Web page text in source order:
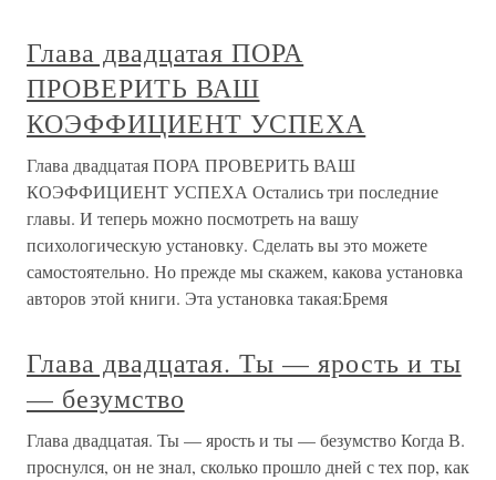
Глава двадцатая ПОРА
ПРОВЕРИТЬ ВАШ
КОЭФФИЦИЕНТ УСПЕХА
Глава двадцатая ПОРА ПРОВЕРИТЬ ВАШ
КОЭФФИЦИЕНТ УСПЕХА Остались три последние
главы. И теперь можно посмотреть на вашу
психологическую установку. Сделать вы это можете
самостоятельно. Но прежде мы скажем, какова установка
авторов этой книги. Эта установка такая:Бремя
Глава двадцатая. Ты — ярость и ты
— безумство
Глава двадцатая. Ты — ярость и ты — безумство Когда В.
проснулся, он не знал, сколько прошло дней с тех пор, как